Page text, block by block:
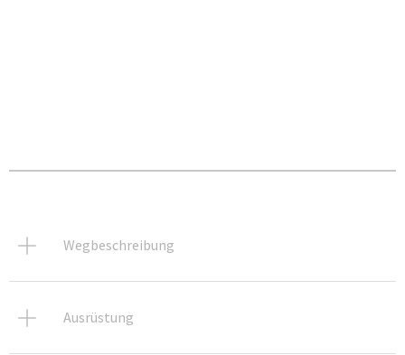
Wegbeschreibung
Ausrüstung